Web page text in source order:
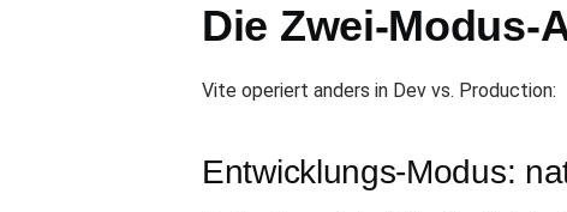
Die Zwei-Modus-
Vite operiert anders in Dev vs. Production:
Entwicklungs-Modus: